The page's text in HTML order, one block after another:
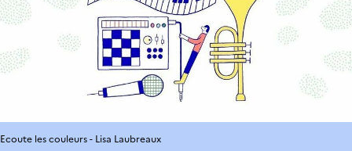
Ecoute les couleurs - Lisa Laubreaux